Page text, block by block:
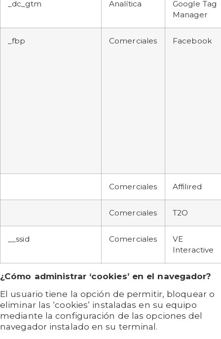
_dc_gtm Analítica
Google Tag
Manager
_fbp Comerciales Facebook
Comerciales Affilired
Comerciales T2O
__ssid Comerciales
VE
Interactive
¿Cómo administrar ‘cookies’ en el navegador?
El usuario tiene la opción de permitir, bloquear o
eliminar las ‘cookies’ instaladas en su equipo
mediante la configuración de las opciones del
navegador instalado en su terminal.